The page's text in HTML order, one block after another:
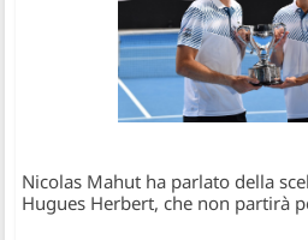
Nicolas Mahut ha parlato della
Hugues Herbert, che non partirà